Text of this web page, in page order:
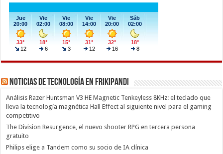
Noticias de Tecnología en Frikipandi
Análisis Razer Huntsman V3 HE Magnetic Tenkeyless 8KHz: el teclado que
lleva la tecnología magnética Hall Effect al siguiente nivel para el gaming
competitivo
The Division Resurgence, el nuevo shooter RPG en tercera persona
gratuito
Philips elige a Tandem como su socio de IA clínica